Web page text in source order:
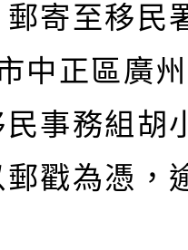
郵寄至移民
中正區廣
民事務組胡
郵戳為憑，